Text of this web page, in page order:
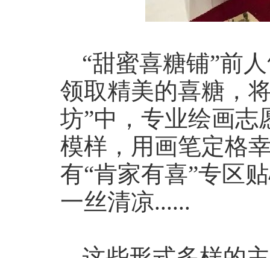
“甜蜜喜糖铺”前
领取精美的喜糖，
坊”中，专业绘画
模样，用画笔定格
有“肯家有喜”专区
一丝清凉......